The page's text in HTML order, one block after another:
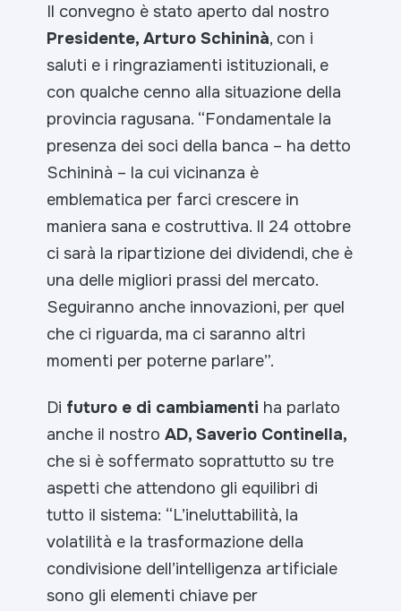
Il convegno è stato aperto dal nostro
Presidente, Arturo Schininà, con i
saluti e i ringraziamenti istituzionali, e
con qualche cenno alla situazione della
provincia ragusana. “Fondamentale la
presenza dei soci della banca – ha detto
Schininà – la cui vicinanza è
emblematica per farci crescere in
maniera sana e costruttiva. Il 24 ottobre
ci sarà la ripartizione dei dividendi, che è
una delle migliori prassi del mercato.
Seguiranno anche innovazioni, per quel
che ci riguarda, ma ci saranno altri
momenti per poterne parlare”.
Di futuro e di cambiamenti ha parlato
anche il nostroAD, Saverio Continella,
che si è soffermato soprattutto su tre
aspetti che attendono gli equilibri di
tutto il sistema: “L’ineluttabilità, la
volatilità e la trasformazione della
condivisione dell’intelligenza artificiale
sono gli elementi chiave per